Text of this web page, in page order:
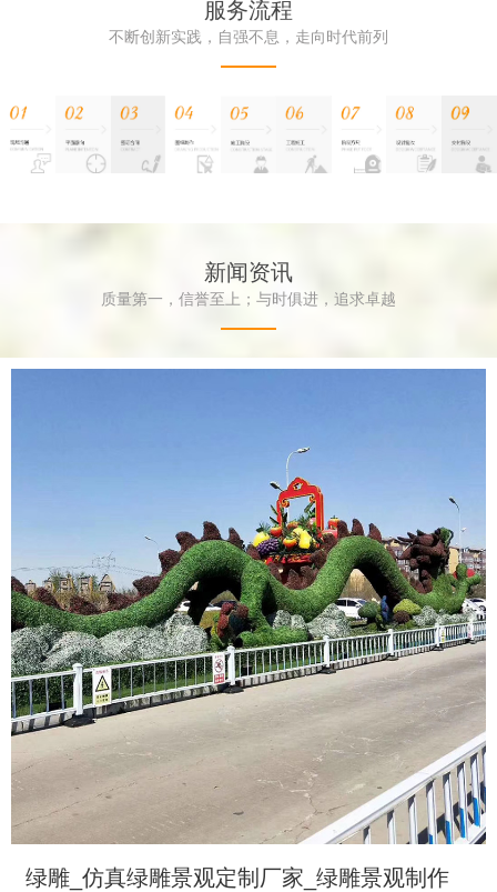
服务流程
不断创新实践，自强不息，走向时代前列
新闻资讯
质量第一，信誉至上；与时俱进，追求卓越
绿雕_仿真绿雕景观定制厂家_绿雕景观制作